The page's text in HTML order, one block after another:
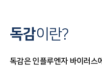
독감이란?
독감은 인플루엔자 바이러스